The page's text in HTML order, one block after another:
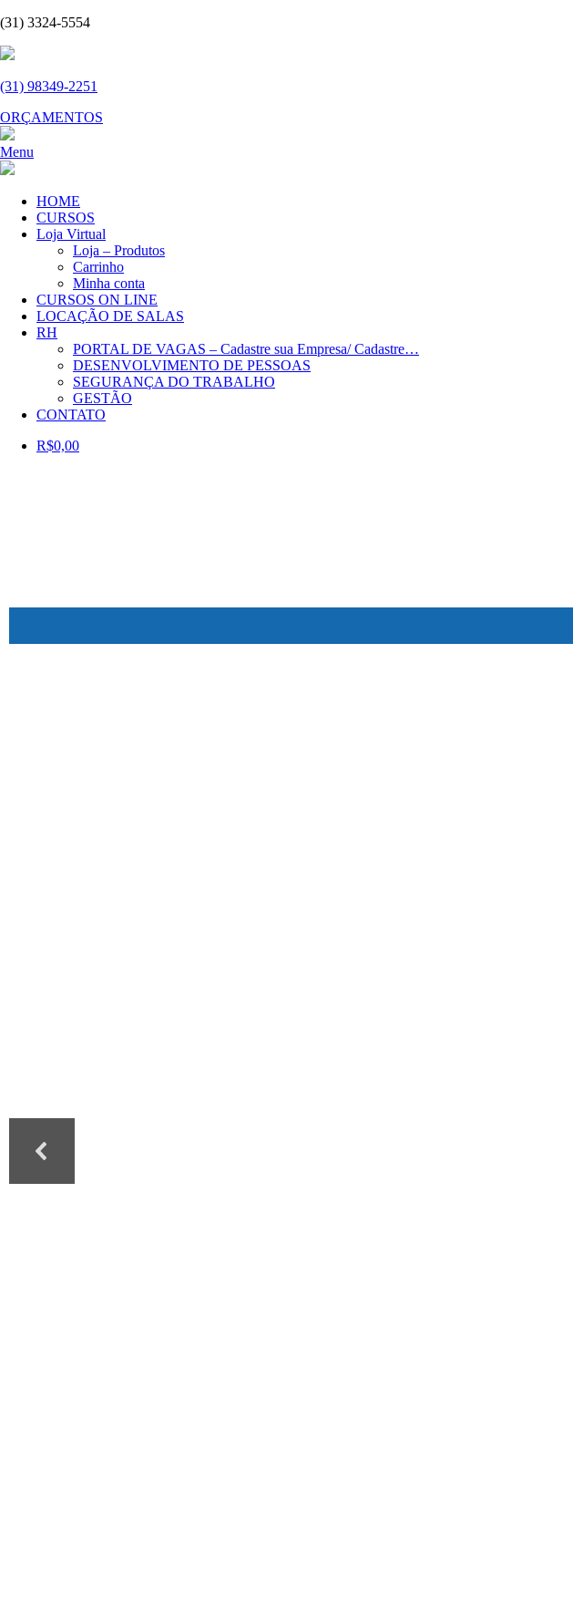
(31) 3324-5554
(31) 98349-2251
ORÇAMENTOS
Menu
HOME
CURSOS
Loja Virtual
Loja – Produtos
Carrinho
Minha conta
CURSOS ON LINE
LOCAÇÃO DE SALAS
RH
PORTAL DE VAGAS – Cadastre sua Empresa/ Cadastre…
DESENVOLVIMENTO DE PESSOAS
SEGURANÇA DO TRABALHO
GESTÃO
CONTATO
R$0,00